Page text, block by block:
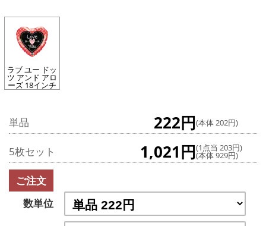
ラブ ユー ドッ
ツ アンド アロ
ーズ 18インチ
単品 222円(本体 202円)
5枚セット 1,021円(1点当 203円)
(本体 929円)
ご注文
数単位